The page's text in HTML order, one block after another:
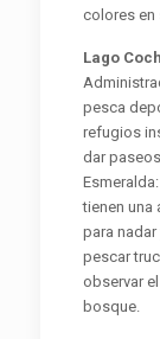
colores en
Lago
pesca
refugios
dar
tienen una
para
pescar
observar
bosque.